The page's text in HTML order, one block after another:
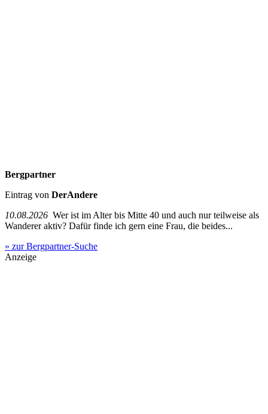
Bergpartner
Eintrag von DerAndere
10.08.2026 Wer ist im Alter bis Mitte 40 und auch nur teilweise als
Wanderer aktiv? Dafür finde ich gern eine Frau, die beides...
» zur Bergpartner-Suche
Anzeige